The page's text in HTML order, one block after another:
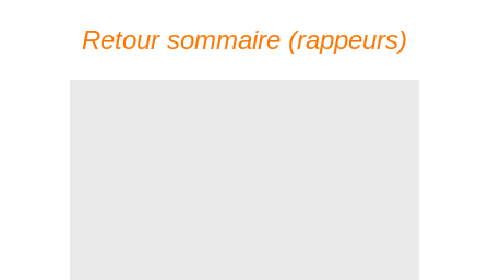
Retour sommaire (rappeurs)